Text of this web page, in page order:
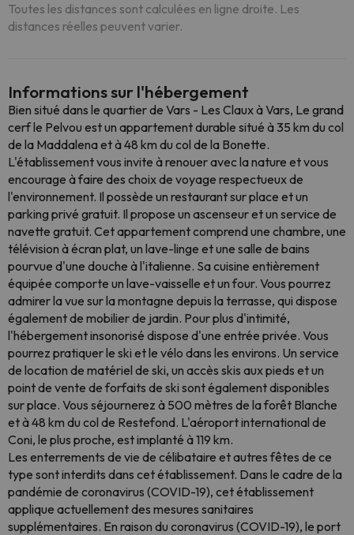
Toutes les distances sont calculées en ligne droite. Les
distances réelles peuvent varier.
Informations sur l'hébergement
Bien situé dans le quartier de Vars - Les Claux à Vars, Le grand
cerf le Pelvou est un appartement durable situé à 35 km du col
de la Maddalena et à 48 km du col de la Bonette.
L'établissement vous invite à renouer avec la nature et vous
encourage à faire des choix de voyage respectueux de
l'environnement. Il possède un restaurant sur place et un
parking privé gratuit. Il propose un ascenseur et un service de
navette gratuit. Cet appartement comprend une chambre, une
télévision à écran plat, un lave-linge et une salle de bains
pourvue d'une douche à l'italienne. Sa cuisine entièrement
équipée comporte un lave-vaisselle et un four. Vous pourrez
admirer la vue sur la montagne depuis la terrasse, qui dispose
également de mobilier de jardin. Pour plus d'intimité,
l'hébergement insonorisé dispose d'une entrée privée. Vous
pourrez pratiquer le ski et le vélo dans les environs. Un service
de location de matériel de ski, un accès skis aux pieds et un
point de vente de forfaits de ski sont également disponibles
sur place. Vous séjournerez à 500 mètres de la forêt Blanche
et à 48 km du col de Restefond. L'aéroport international de
Coni, le plus proche, est implanté à 119 km.
Les enterrements de vie de célibataire et autres fêtes de ce
type sont interdits dans cet établissement. Dans le cadre de la
pandémie de coronavirus (COVID-19), cet établissement
applique actuellement des mesures sanitaires
supplémentaires. En raison du coronavirus (COVID-19), le port